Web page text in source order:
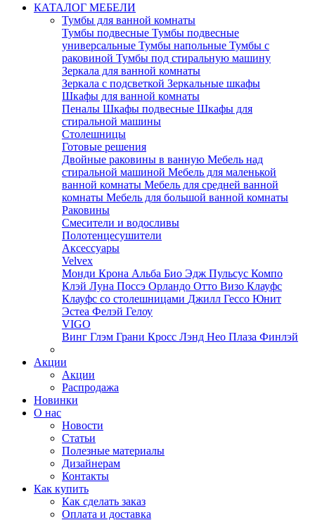
КАТАЛОГ МЕБЕЛИ
Тумбы для ванной комнаты
Тумбы подвесные Тумбы подвесные
универсальные Тумбы напольные Тумбы с
раковиной Тумбы под стиральную машину
Зеркала для ванной комнаты
Зеркала с подсветкой Зеркальные шкафы
Шкафы для ванной комнаты
Пеналы Шкафы подвесные Шкафы для
стиральной машины
Столешницы
Готовые решения
Двойные раковины в ванную Мебель над
стиральной машиной Мебель для маленькой
ванной комнаты Мебель для средней ванной
комнаты Мебель для большой ванной комнаты
Раковины
Смесители и водосливы
Полотенцесушители
Аксессуары
Velvex
Монди Крона Альба Био Эдж Пульсус Компо
Клэй Луна Поссэ Орландо Отто Визо Клауфс
Клауфс со столешницами Джилл Гессо Юнит
Эстеа Фелэй Гелоу
VIGO
Винг Глэм Грани Кросс Лэнд Нео Плаза Финлэй
Акции
Акции
Распродажа
Новинки
О нас
Новости
Статьи
Полезные материалы
Дизайнерам
Контакты
Как купить
Как сделать заказ
Оплата и доставка